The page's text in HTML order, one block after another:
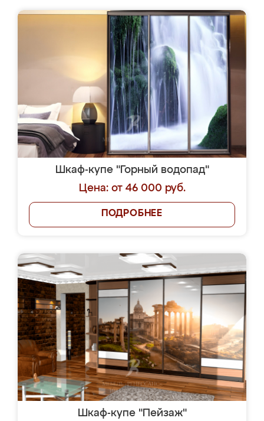
Шкаф-купе "Горный водопад"
Цена: от 46 000 руб.
ПОДРОБНЕЕ
Шкаф-купе "Пейзаж"